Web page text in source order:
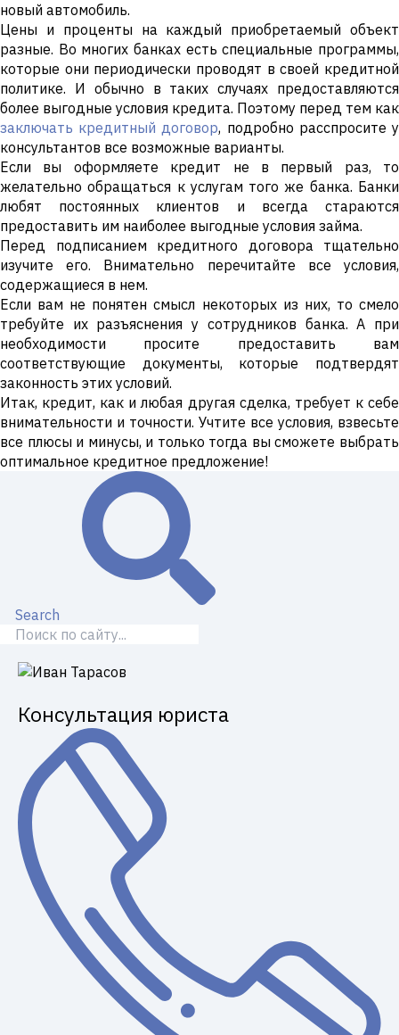
новый автомобиль.
Цены и проценты на каждый приобретаемый объект
разные. Во многих банках есть специальные программы,
которые они периодически проводят в своей кредитной
политике. И обычно в таких случаях предоставляются
более выгодные условия кредита. Поэтому перед тем как
заключать кредитный договор, подробно расспросите у
консультантов все возможные варианты.
Если вы оформляете кредит не в первый раз, то
желательно обращаться к услугам того же банка. Банки
любят постоянных клиентов и всегда стараются
предоставить им наиболее выгодные условия займа.
Перед подписанием кредитного договора тщательно
изучите его. Внимательно перечитайте все условия,
содержащиеся в нем.
Если вам не понятен смысл некоторых из них, то смело
требуйте их разъяснения у сотрудников банка. А при
необходимости просите предоставить вам
соответствующие документы, которые подтвердят
законность этих условий.
Итак, кредит, как и любая другая сделка, требует к себе
внимательности и точности. Учтите все условия, взвесьте
все плюсы и минусы, и только тогда вы сможете выбрать
оптимальное кредитное предложение!
Search
Консультация юриста